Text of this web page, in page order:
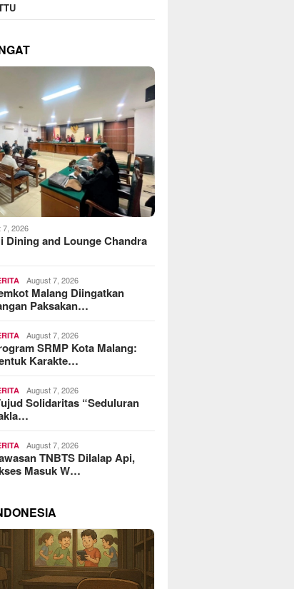
7, 2026
Dining and Lounge Chandra
August 7, 2026
Malang Diingatkan
Paksakan…
August 7, 2026
SRMP Kota Malang:
Karakte…
August 7, 2026
Solidaritas “Seduluran
August 7, 2026
TNBTS Dilalap Api,
Masuk W…